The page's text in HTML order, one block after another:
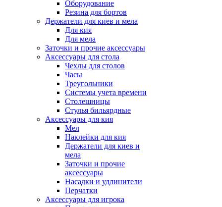
Оборудование
Резина для бортов
Держатели для киев и мела
Для кия
Для мела
Заточки и прочие аксессуары
Аксессуары для стола
Чехлы для столов
Часы
Треугольники
Системы учета времени
Столешницы
Стулья бильярдные
Аксессуары для кия
Мел
Наклейки для кия
Держатели для киев и
мела
Заточки и прочие
аксессуары
Насадки и удлинители
Перчатки
Аксессуары для игрока